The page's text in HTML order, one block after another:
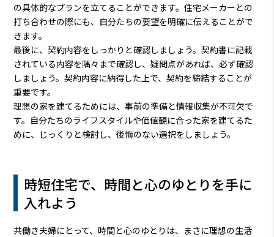
の具体的なプランを立てることができます。住宅メーカーとの
打ち合わせの際にも、自分たちの要望を明確に伝えることがで
きます。
最後に、契約内容をしっかりと確認しましょう。契約書に記載
されている内容を隅々まで確認し、疑問点があれば、必ず確認
しましょう。契約内容に納得した上で、契約を締結することが
重要です。
理想の家を建てるためには、事前の準備と情報収集が不可欠で
す。自分たちのライフスタイルや価値観に合った家を建てるた
めに、じっくりと検討し、後悔のない選択をしましょう。
時短住宅で、時間と心のゆとりを手に
入れよう
共働き夫婦にとって、時間と心のゆとりは、まさに理想の生活